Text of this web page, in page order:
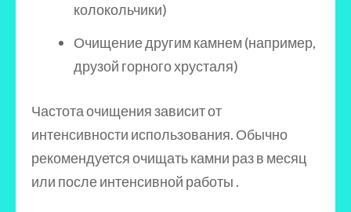
колокольчики)
Очищение другим камнем (например,
друзой горного хрусталя)
Частота очищения зависит от
интенсивности использования. Обычно
рекомендуется очищать камни раз в месяц
или после интенсивной работы .